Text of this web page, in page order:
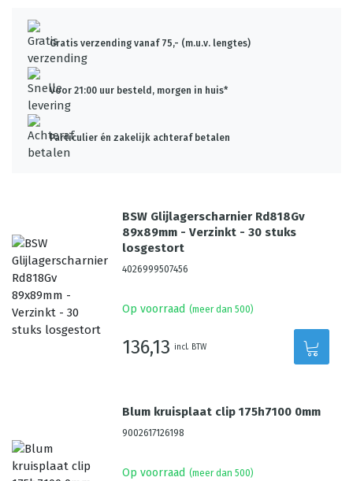
Gratis verzending vanaf 75,- (m.u.v. lengtes)
Voor 21:00 uur besteld, morgen in huis*
Particulier én zakelijk achteraf betalen
BSW Glijlagerscharnier Rd818Gv
89x89mm - Verzinkt - 30 stuks
losgestort
4026999507456
Op voorraad (meer dan 500)
136,13 incl. BTW
Blum kruisplaat clip 175h7100 0mm
9002617126198
Op voorraad (meer dan 500)